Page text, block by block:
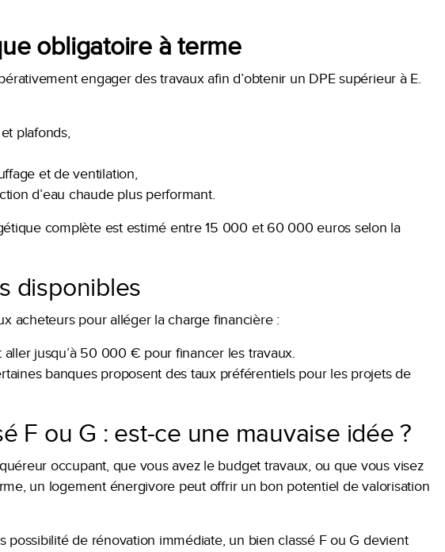
obligatoire à terme
engager des travaux afin d’obtenir un DPE supérieur à E.
plafonds,
et de ventilation,
d’eau chaude plus performant.
complète est estimé entre 15 000 et 60 000 euros selon la
disponibles
acheteurs pour alléger la charge financière :
jusqu’à 50 000 € pour financer les travaux.
banques proposent des taux préférentiels pour les projets de
F ou G : est-ce une mauvaise idée ?
occupant, que vous avez le budget travaux, ou que vous visez
un logement énergivore peut offrir un bon potentiel de valorisation
possibilité de rénovation immédiate, un bien classé F ou G devient